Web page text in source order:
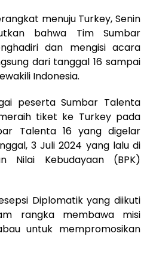
menuju Turkey, Senin
bahwa Tim Sumbar
dan mengisi acara
dari tanggal 16 sampai
Indonesia.
peserta Sumbar Talenta
tiket ke Turkey pada
Talenta 16 yang digelar
3 Juli 2024 yang lalu di
Nilai Kebudayaan (BPK)
Diplomatik yang diikuti
rangka membawa misi
untuk mempromosikan